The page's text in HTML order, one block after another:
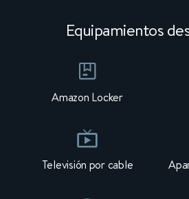
Equipamientos
Amazon Locker
Televisión por cable